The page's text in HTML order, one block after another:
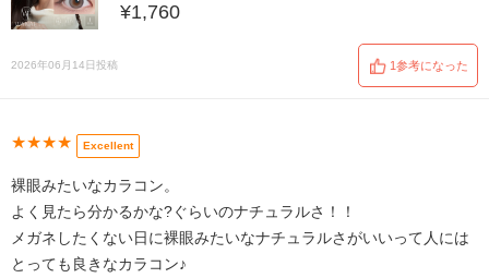
¥1,760
2026年06月14日投稿 1参考になった
★★★★ Excellent
裸眼みたいなカラコン。
よく見たら分かるかな?ぐらいのナチュラルさ！！
メガネしたくない日に裸眼みたいなナチュラルさがいいって人には
とっても良きなカラコン♪